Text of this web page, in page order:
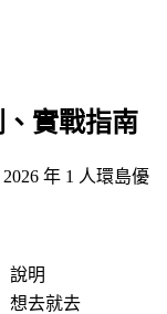
實戰指南
年 1 人環島優
說明
想去就去